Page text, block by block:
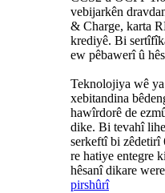
vebijarkên
& Charge, karta
krediyê. Bi
ew pêbawerî û
Teknolojiya wê
xebitandina
hawîrdorê de
dike. Bi tevahî
serkeftî bi zêdetirî
re hatiye entegre
hêsanî dikare
pirshûrî